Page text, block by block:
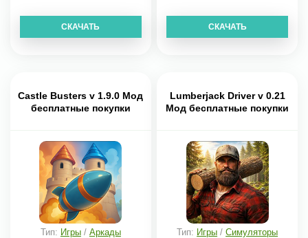
СКАЧАТЬ СКАЧАТЬ
Castle Busters v 1.9.0 Мод
бесплатные покупки
Тип: Игры/ Аркады
Lumberjack Driver v 0.21
Мод бесплатные покупки
Тип: Игры /Симуляторы